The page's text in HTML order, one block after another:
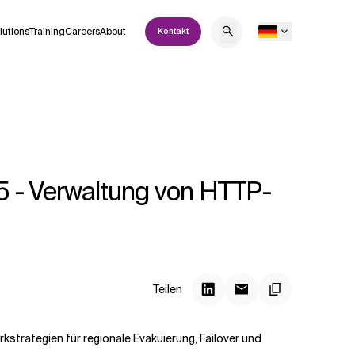
TrainingCareersAbout Kontakt
- Verwaltung von HTTP-
Teilen
für regionale Evakuierung, Failover und